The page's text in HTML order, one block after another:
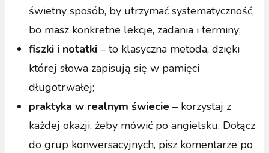
świetny sposób, by utrzymać systematyczność,
bo masz konkretne lekcje, zadania i terminy;
fiszki i notatki – to klasyczna metoda, dzięki
której słowa zapisują się w pamięci
długotrwałej;
praktyka w realnym świecie – korzystaj z
każdej okazji, żeby mówić po angielsku. Dołącz
do grup konwersacyjnych, pisz komentarze po